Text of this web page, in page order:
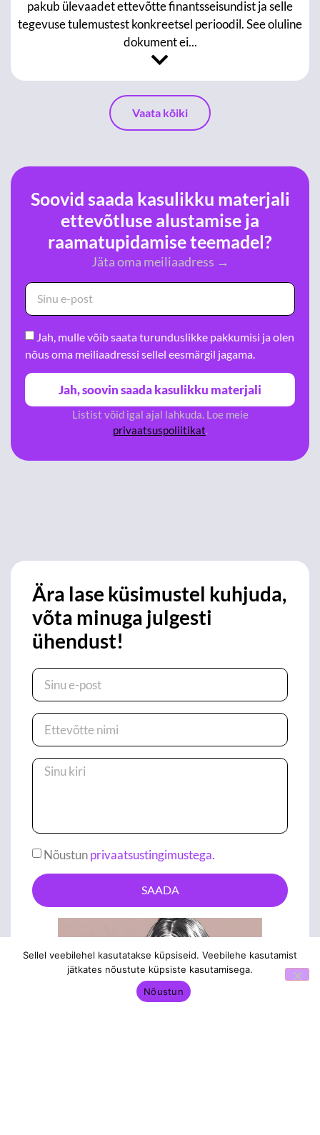
pakub ülevaadet ettevõtte finantsseisundist ja selle
tegevuse tulemustest konkreetsel perioodil. See oluline
dokument ei...
Vaata kõiki
Soovid saada kasulikku materjali
ettevõtluse alustamise ja
raamatupidamise teemadel?
Jäta oma meiliaadress →
Jah, mulle võib saata turunduslikke pakkumisi ja olen
nõus oma meiliaadressi sellel eesmärgil jagama.
Jah, soovin saada kasulikku materjali
Alternative:Listist võid igal ajal lahkuda. Loe meie
privaatsuspoliitikat
Ära lase küsimustel kuhjuda,
võta minuga julgesti
ühendust!
Nõustunprivaatsustingimustega.
SAADA
Alternative:
Sellel veebilehel kasutatakse küpsiseid. Veebilehe kasutamist
jätkates nõustute küpsiste kasutamisega.
Nõustun